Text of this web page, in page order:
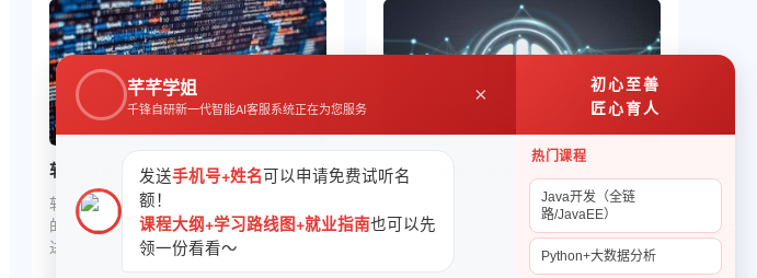
软件测试现在好做吗？未来前景如何
软件测试作为一个受零基础转职人员青睐
的IT技术岗位，有一个显着的优势，就是
进入门槛比较低，人才缺口比较大...
软件测试培训包就业靠谱吗?
有的同学在选择软件测试培训课程的时
候，不看机构的口碑，只看广告的花言巧
语。要知道，广告中的描述会有夸张...
芊芊学姐
千锋自研新一代智能AI客服系统正在为您服务
×
发送手机号+姓名可以申请免费试听名
额！
课程大纲+学习路线图+就业指南也可以先
领一份看看～
初心至善
匠心育人
热门课程
Java开发（全链
路/JavaEE）
Python+大数据分析